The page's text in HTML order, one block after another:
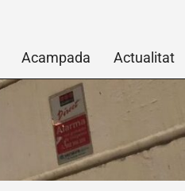
Acampada Actualitat